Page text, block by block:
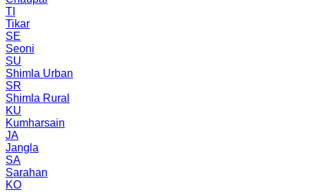
TI
Tikar
SE
Seoni
SU
Shimla Urban
SR
Shimla Rural
KU
Kumharsain
JA
Jangla
SA
Sarahan
KO